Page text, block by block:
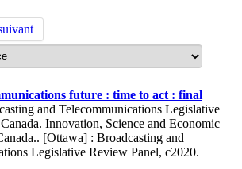
future : time to act : final
and Telecommunications Legislative
Innovation, Science and Economic
[Ottawa] : Broadcasting and
Legislative Review Panel, c2020.